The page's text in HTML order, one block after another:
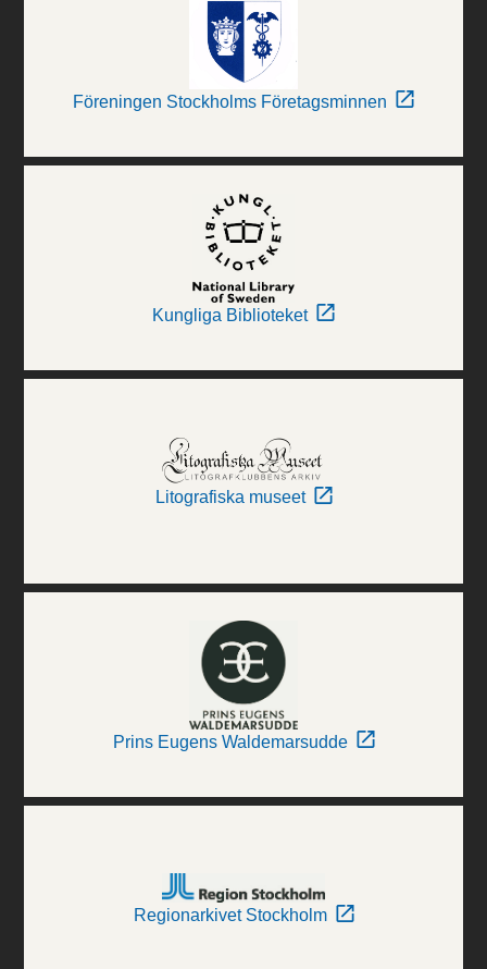
Föreningen Stockholms Företagsminnen
Kungliga Biblioteket
Litografiska museet
Prins Eugens Waldemarsudde
Regionarkivet Stockholm